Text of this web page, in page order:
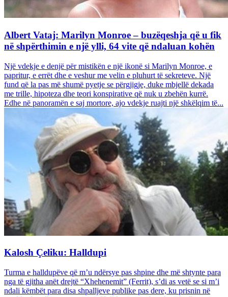
Albert Vataj: Marilyn Monroe – buzëqeshja që u fik
në shpërthimin e një ylli, 64 vite që ndaluan kohën
Një vdekje e denjë për mistikën e një ikonë si Marilyn Monroe, e
papritur, e errët dhe e veshur me velin e pluhurt të sekreteve. Një
fund që la pas më shumë pyetje se përgjigje, duke mbjellë dekada
me trille, hipoteza dhe teori konspirative që nuk u zbehën kurrë.
Edhe në panoramën e saj mortore, ajo vdekje ruajti një shkëlqim të...
Kalosh Çeliku: Halldupi
Turma e halldupëve që m’u ndërsye pas shpine dhe më shtynte para
nga të gjitha anët drejtë “Xhehenemit” (Ferrit), s’di as vetë se si m’i
ndali këmbët para disa shpalljeve publike pas dere, ku prisnin në